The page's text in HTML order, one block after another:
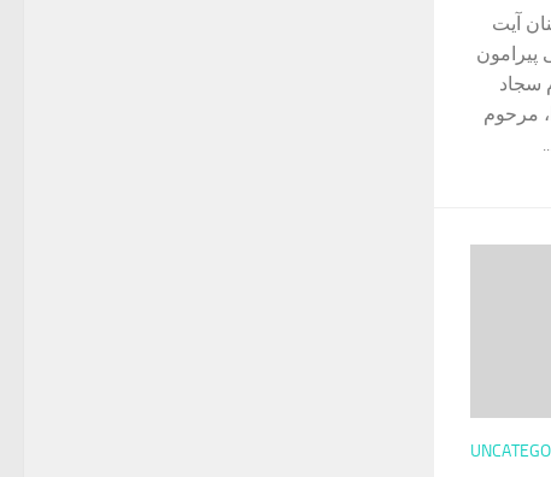
آیت
سجاد
مرحوم